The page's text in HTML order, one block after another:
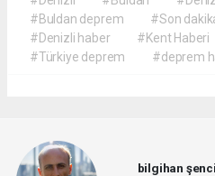
#Buldan deprem
#Son
#Denizli haber
#Kent Haberi
#Türkiye deprem
#deprem
bilgihan şenci